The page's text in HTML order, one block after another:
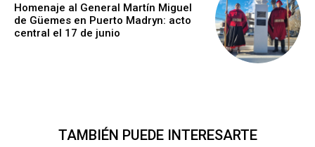
Homenaje al General Martín Miguel
de Güemes en Puerto Madryn: acto
central el 17 de junio
TAMBIÉN PUEDE INTERESARTE